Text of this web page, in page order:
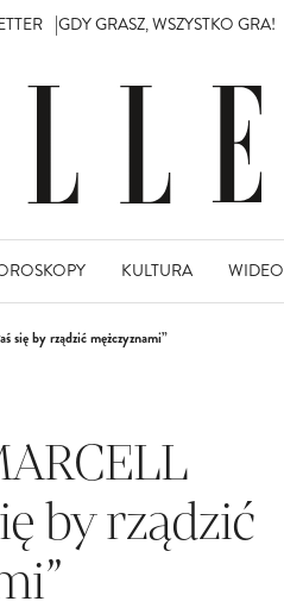
GDY GRASZ, WSZYSTKO GRA!
KULTURA WIDEO
by rządzić mężczyznami”
by rządzić